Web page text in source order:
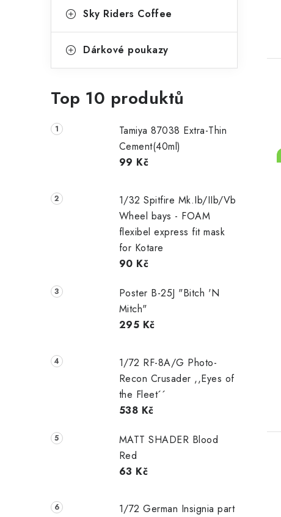
Sky Riders Coffee
Dárkové poukazy
Top 10 produktů
Tamiya 87038 Extra-Thin
Cement(40ml)
99 Kč
1/32 Spitfire Mk.Ib/IIb/Vb
Wheel bays - FOAM
flexibel express fit mask
for Kotare
90 Kč
Poster B-25J "Bitch 'N
Mitch"
295 Kč
1/72 RF-8A/G Photo-
Recon Crusader ,,Eyes of
the Fleet´´
538 Kč
MATT SHADER Blood
Red
63 Kč
1/72 German Insignia part